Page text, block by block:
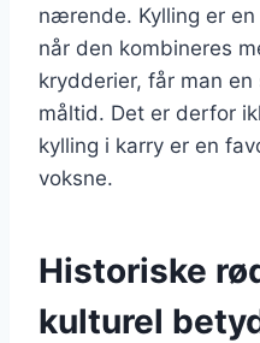
nærende. Kylling er
når den kombineres
krydderier, får man
måltid. Det er derfor
kylling i karry er en
voksne.
Historiske
kulturel